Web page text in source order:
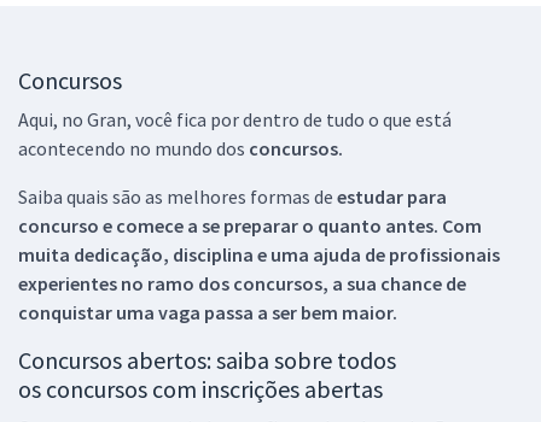
Concursos
Aqui, no Gran, você fica por dentro de tudo o que está
acontecendo no mundo dos concursos.
Saiba quais são as melhores formas de estudar para
concurso e comece a se preparar o quanto antes. Com
muita dedicação, disciplina e uma ajuda de profissionais
experientes no ramo dos concursos, a sua chance de
conquistar uma vaga passa a ser bem maior.
Concursos abertos: saiba sobre todos
os concursos com inscrições abertas